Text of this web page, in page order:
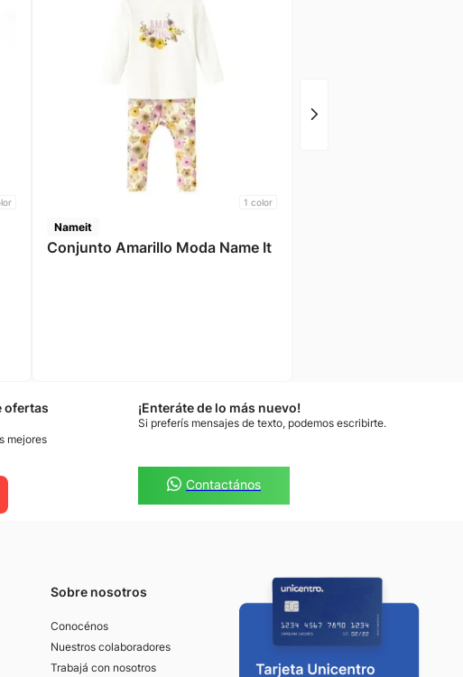
1 color
Nameit
Conjunto Amarillo Moda Name It
ofertas
mejores
¡Enteráte de lo más nuevo!
Si preferís mensajes de texto, podemos escribirte.
Contactános
Sobre nosotros
Conocénos
Nuestros colaboradores
Trabajá con nosotros